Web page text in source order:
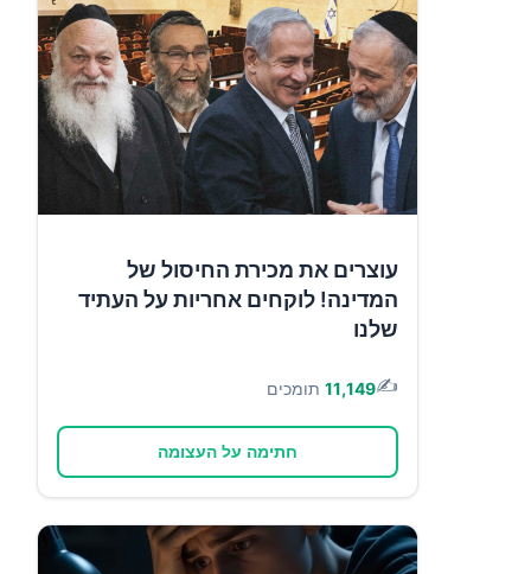
עוצרים את מכירת החיסול של
המדינה! לוקחים אחריות על העתיד
שלנו
✍️
11,149 תומכים
חתימה על העצומה